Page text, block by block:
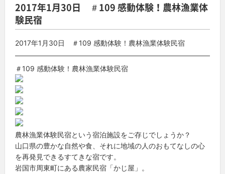
2017年1月30日 ＃109 感動体験！農林漁業体
験民宿
2017年1月30日 ＃109 感動体験！農林漁業体験民宿
＃109 感動体験！農林漁業体験民宿
農林漁業体験民宿という宿泊施設をご存じでしょうか？
山口県の豊かな自然や食、それに地域の人のおもてなしの心
を再発見できるすてきな宿です。
岩国市周東町にある農家民宿「かじ屋」。